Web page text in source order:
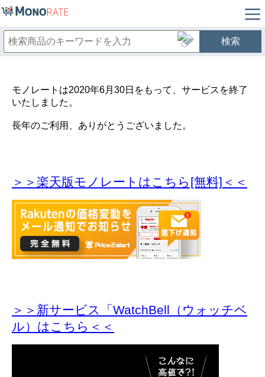
検索
モノレートは2020年6月30日をもって、サービスを終了
いたしました。
長年のご利用、ありがとうございました。
＞＞楽天版モノレートはこちら[無料]＜＜
＞＞新サービス「WatchBell（ウォッチベ
ル）はこちら＜＜